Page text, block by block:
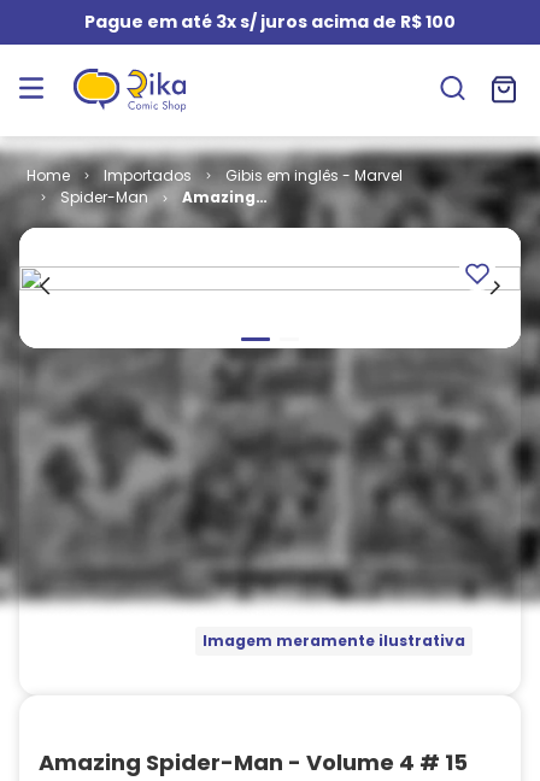
Pague em até 3x s/ juros acima de R$ 100
Importados
Gibis em inglês - Marvel
Spider-Man
Amazing
Spider-Man -
Imagem meramente ilustrativa
Amazing Spider-Man - Volume 4 # 15